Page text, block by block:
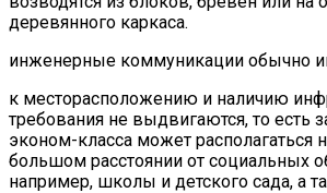
деревянного каркаса.
инженерные коммуникации обычно
к месторасположению и наличию
требования не выдвигаются, то есть
эконом-класса может располагаться
большом расстоянии от социальных
например, школы и детского сада, а